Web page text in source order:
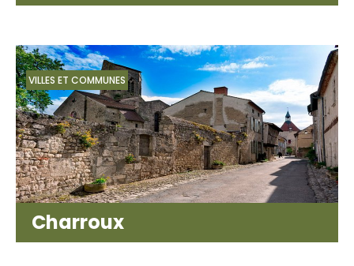
VILLES ET COMMUNES
Charroux